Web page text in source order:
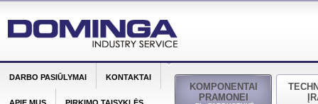
KOMPONENTAI
PRAMONEI
DARBO PASIŪLYMAI KONTAKTAI